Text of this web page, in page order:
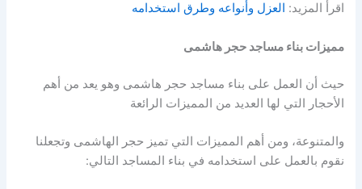
اقرأ المزيد: العزل وأنواعه وطرق استخدامه
مميزات بناء مساجد حجر هاشمى
حيث أن العمل على بناء مساجد حجر هاشمى وهو يعد من أهم
الأحجار التي لها العديد من المميزات الرائعة
والمتنوعة، ومن أهم المميزات التي تميز حجر الهاشمى وتجعلنا
نقوم بالعمل على استخدامه في بناء المساجد التالي: